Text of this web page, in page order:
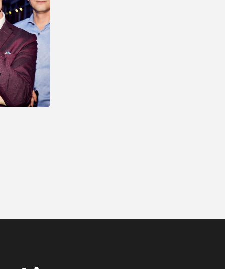
Sonja & Torsten, Holbæk
"Det er måske kun 1 gang i livet, man holder
sådan en fest og så er det jo dejligt, at alting
er i orden og man kan se tilbage på en god
oplevelse. Tak for hjælpen med musikken".